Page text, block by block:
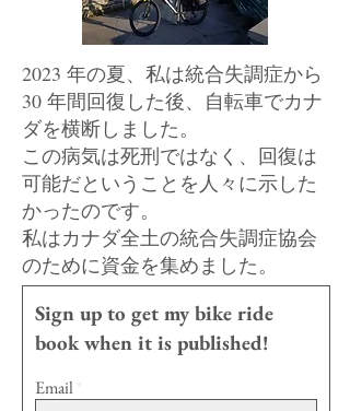
2023 年の夏、私は統合失調症から
30 年間回復した後、自転車でカナ
ダを横断しました。
この病気は死刑ではなく、回復は
可能だということを人々に示した
かったのです。
私はカナダ全土の統合失調症協会
のために資金を集めました。
Sign up to get my bike ride
book when it is published!
Email